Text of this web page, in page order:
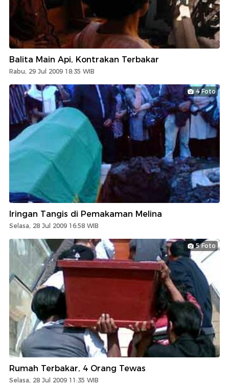
Balita Main Api, Kontrakan Terbakar
Rabu, 29 Jul 2009 18:35 WIB
4 Foto
Iringan Tangis di Pemakaman Melina
Selasa, 28 Jul 2009 16:58 WIB
5 Foto
Rumah Terbakar, 4 Orang Tewas
Selasa, 28 Jul 2009 11:35 WIB